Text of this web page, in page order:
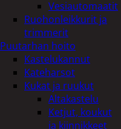
Vesiautomaatit
Ruohonleikkurit ja
trimmerit
Puutarhan hoito
Kastelukannut
Kateharsot
Kukat ja ruukut
Altakastelu
Ketjut, koukut
ja kiinnikkeet